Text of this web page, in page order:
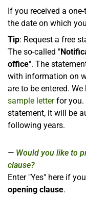
If you received a
the date on which
Tip: Request a free
The so-called "
office". The
with information on
are to be entered.
sample letterfor you.
statement, it will be
following years.
Would you like to
clause?
Enter "Yes" here if
opening clause.